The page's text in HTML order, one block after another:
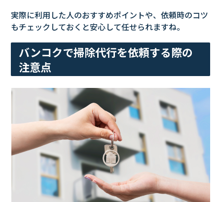
実際に利用した人のおすすめポイントや、依頼時のコツ
もチェックしておくと安心して任せられますね。
バンコクで掃除代行を依頼する際の
注意点